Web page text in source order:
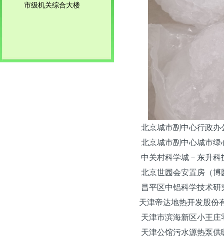
市级机关综合大楼
北京城市副中心行政
北京城市副中心城市绿
中关村科学城－东升科
北京世园会安置房（博
昌平区中铝科学技术研
天津帝达地热开发股份
天津市滨海新区小王庄
天津公馆污水源热泵供